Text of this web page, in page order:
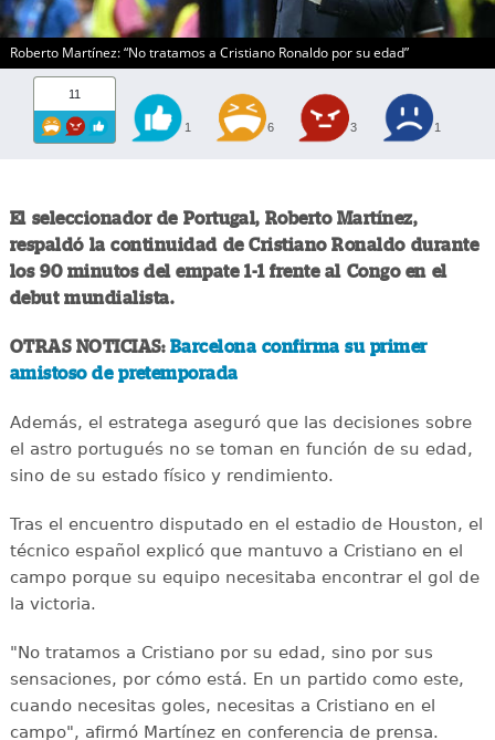
Roberto Martínez: “No tratamos a Cristiano Ronaldo por su edad”
11
1 6 3 1
El seleccionador de Portugal, Roberto Martínez,
respaldó la continuidad de Cristiano Ronaldo durante
los 90 minutos del empate 1-1 frente al Congo en el
debut mundialista.
OTRAS NOTICIAS: Barcelona confirma su primer
amistoso de pretemporada
Además, el estratega aseguró que las decisiones sobre
el astro portugués no se toman en función de su edad,
sino de su estado físico y rendimiento.
Tras el encuentro disputado en el estadio de Houston, el
técnico español explicó que mantuvo a Cristiano en el
campo porque su equipo necesitaba encontrar el gol de
la victoria.
"No tratamos a Cristiano por su edad, sino por sus
sensaciones, por cómo está. En un partido como este,
cuando necesitas goles, necesitas a Cristiano en el
campo", afirmó Martínez en conferencia de prensa.